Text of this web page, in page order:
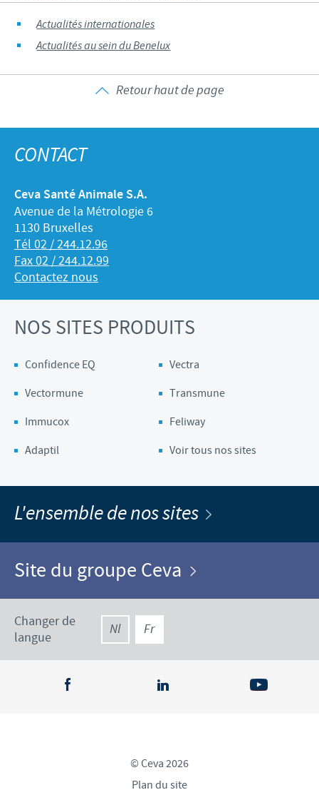
Actualités internationales
Actualités au sein du Benelux
Retour haut de page
CONTACT
Ceva Santé Animale S.A.
Avenue de la Métrologie 6
1130 Bruxelles
Tél 02 / 244.12.96
Fax 02 / 244.12.99
Contactez nous
NOS SITES PRODUITS
Confidence EQ
Vectra
Vectormune
Transmune
Immucox
Feliway
Adaptil
Voir tous nos sites
L'ensemble de nos sites
Site du groupe Ceva
Changer de
langue
Nl Fr
© Ceva 2026
Plan du site